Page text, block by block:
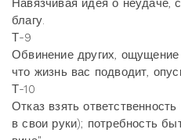
Навязчивая идея о неудаче,
благу.
Т-9
Обвинение других,
что жизнь вас подводит,
Т-10
Отказ взять
в свои руки); потребность